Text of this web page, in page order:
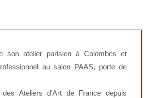
son atelier parisien à Colombes et
au salon PAAS, porte de
Ateliers d’Art de France depuis